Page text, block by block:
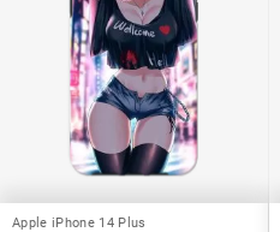
Apple iPhone 14 Plus